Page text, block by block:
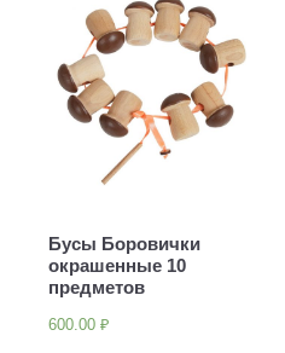
Бусы Боровички
окрашенные 10
предметов
600.00 ₽